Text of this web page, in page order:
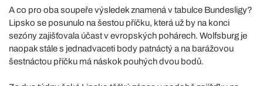
A co pro oba soupeře výsledek znamená v tabulce Bundesligy?
Lipsko se posunulo na šestou příčku, která už by na konci
sezóny zajišťovala účast v evropských pohárech. Wolfsburg je
naopak stále s jednadvaceti body patnáctý a na barážovou
šestnáctou příčku má náskok pouhých dvou bodů.